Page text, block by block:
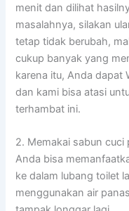
menit dan dilihat
masalahnya, silakan
tetap tidak berubah,
cukup banyak yang
karena itu, Anda dapat
dan kami bisa atasi
terhambat ini.
2. Memakai sabun cuci
Anda bisa
ke dalam lubang toilet
menggunakan air